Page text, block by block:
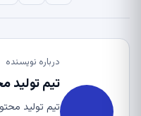
درباره نویسنده
تیم تولید
تیم تولید